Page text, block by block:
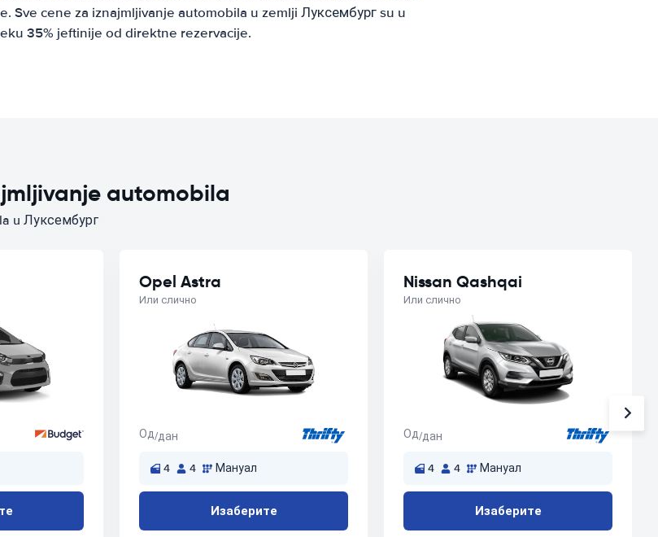
Sve cene za iznajmljivanje automobila u zemlji Луксембург su u
35% jeftinije od direktne rezervacije.
automobila
u Луксембург
Opel Astra
Или слично
Од/дан
4 4 Мануал
Изаберите
Nissan Qashqai
Или слично
Од/дан
4 4 Мануал
Изаберите